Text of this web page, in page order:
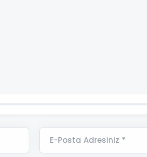
E-Posta Adresiniz *